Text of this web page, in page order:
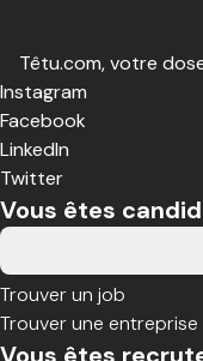
Têtu.com, votre
Instagram
Facebook
LinkedIn
Twitter
Vous êtes
Trouver un job
Trouver une entreprise